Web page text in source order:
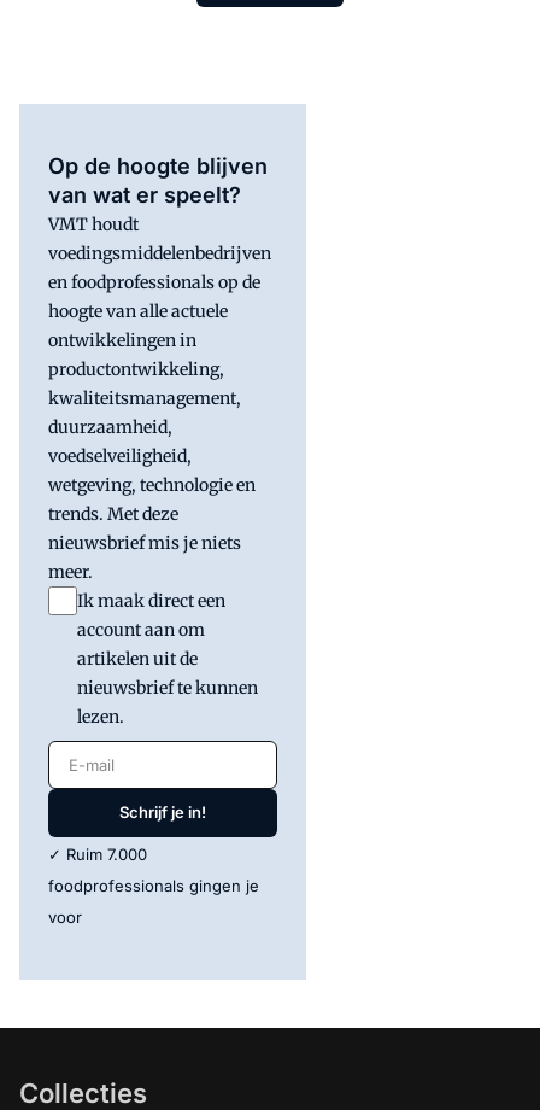
Op de hoogte blijven
van wat er speelt?
VMT houdt
voedingsmiddelenbedrijven
en foodprofessionals op de
hoogte van alle actuele
ontwikkelingen in
productontwikkeling,
kwaliteitsmanagement,
duurzaamheid,
voedselveiligheid,
wetgeving, technologie en
trends. Met deze
nieuwsbrief mis je niets
meer.
Ik maak direct een
account aan om
artikelen uit de
nieuwsbrief te kunnen
lezen.
E-mail
Schrijf je in!
✓ Ruim 7.000
foodprofessionals gingen je
voor
Collecties